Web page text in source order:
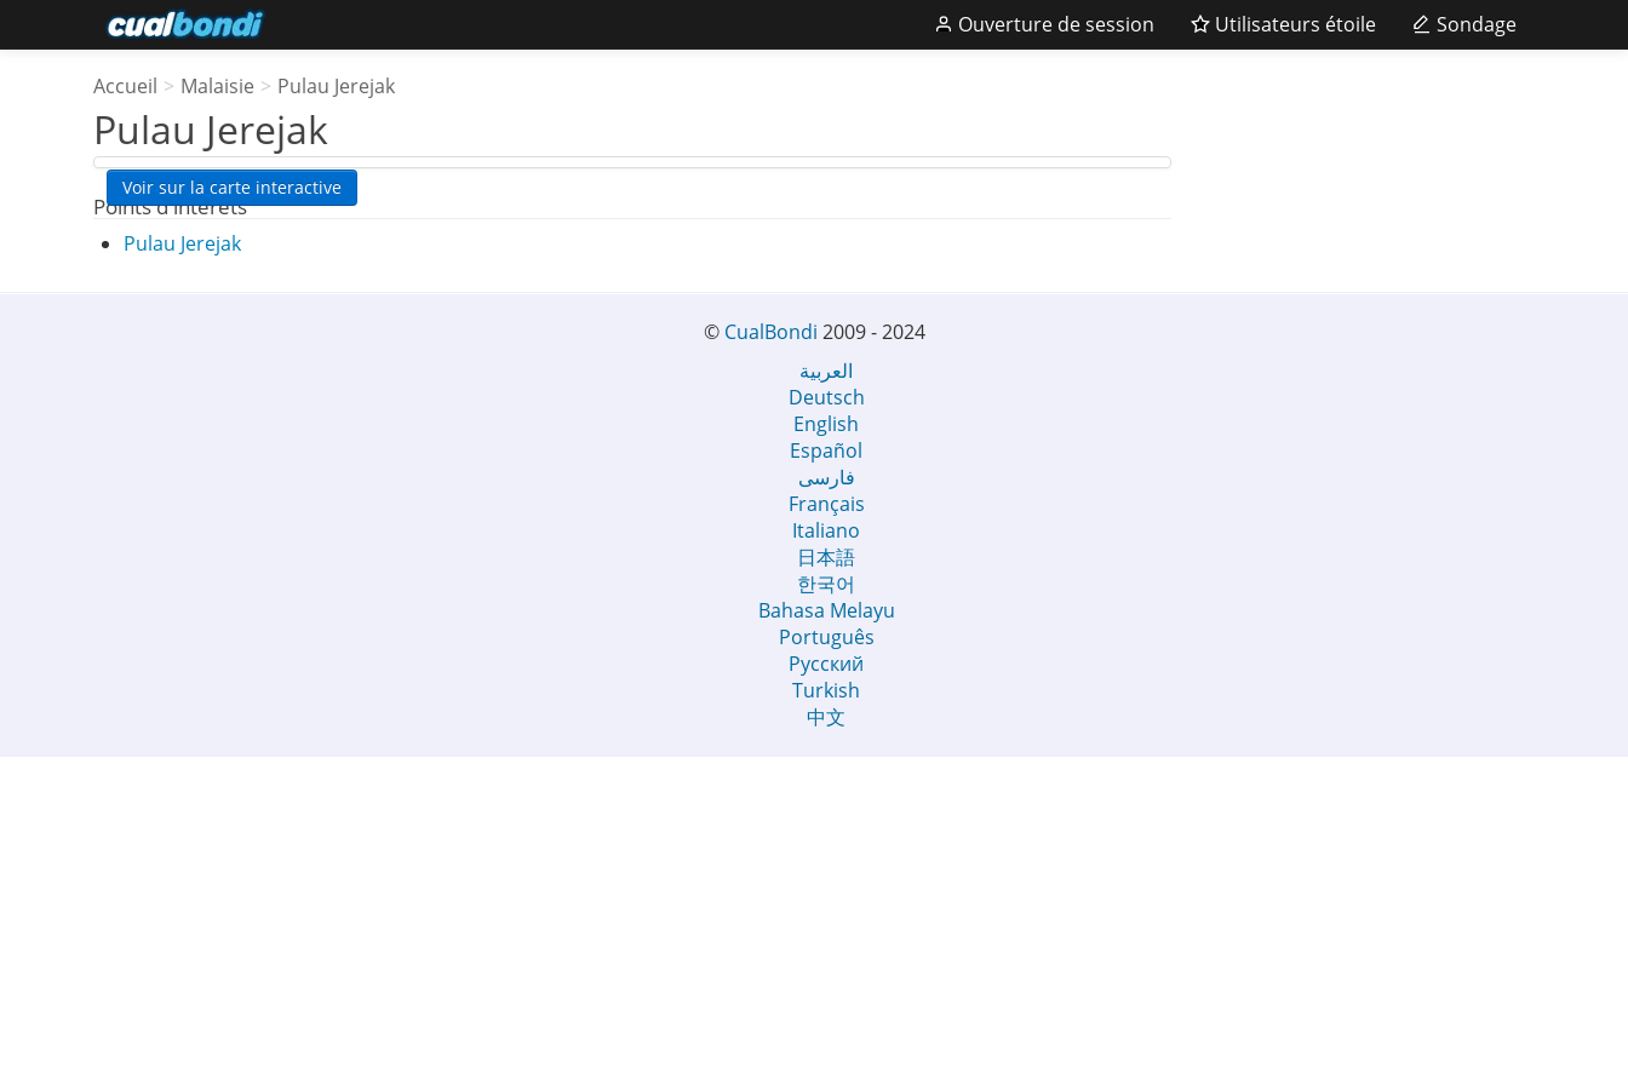
Ouverture de session Utilisateurs étoile Sondage
Accueil > Malaisie > Pulau Jerejak
Pulau Jerejak
Voir sur la carte interactive
Points d'interêts
Pulau Jerejak
© CualBondi 2009 - 2024
العربية
Deutsch
English
Español
فارسی
Français
Italiano
日本語
한국어
Bahasa Melayu
Português
Русский
Turkish
中文